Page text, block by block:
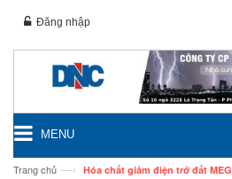
Đăng nhập
MENU
Trang chủ —› Hóa chất giảm điện trở đất MEG